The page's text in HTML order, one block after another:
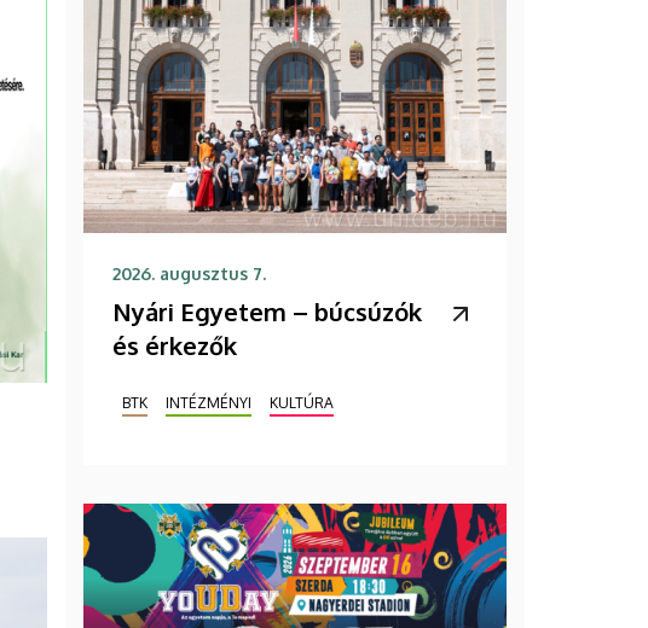
2026. augusztus 7.
Nyári Egyetem – búcsúzók
és érkezők
BTK INTÉZMÉNYI KULTÚRA